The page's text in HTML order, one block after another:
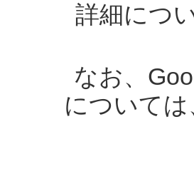
詳細につ
なお、
について